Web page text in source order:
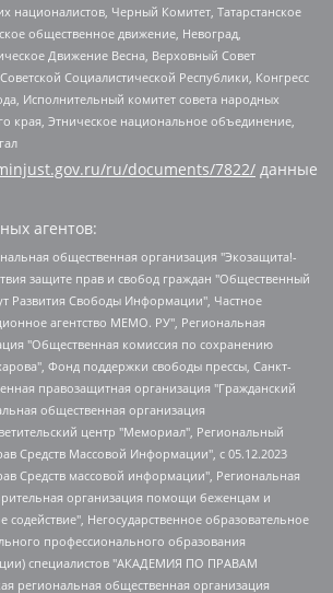
националистов, Черный Комитет, Татарстанское
общественное движение, Невоград,
Движение Весна, Верховный Совет
Социалистической Республики, Конгресс
Исполнительный комитет совета народных
края, Этническое национальное объединение,
ru/documents/7822/ данные
агентов:
Алексеевна, Автономная некоммерческая организация "Центр по работе с проблемой насилия "НАСИЛИЮ.НЕТ", Межрегиональный профессиональный союз работников здравоохранения "Альянс врачей", Юридическое лицо, зарегистрированное в Латвийской Республике, SIA "Medusa Project" (регистрационный номер 40103797863, дата регистрации 10.06.2014), Некоммерческая организация "Фонд по борьбе с коррупцией", Автономная некоммерческая организация "Институт права и публичной политики", Баданин Роман Сергеевич, Гликин Максим Александрович, Железнова Мария Михайловна, Лукьянова Юлия Сергеевна, Маетная Елизавета Витальевна, Маняхин Петр Борисович, Чуракова Ольга Владимировна, Ярош Юлия Петровна, Юридическое лицо "The Insider SIA", зарегистрированное в Риге, Латвийская Республика (дата регистрации 26.06.2015), являющееся администратором доменного имени интернет-издания "The Insider SIA", https://theins.ru, Постернак Алексей Евгеньевич, Рубин Михаил Аркадьевич, Анин Роман Александрович, Юридическое лицо Istories fonds, зарегистрированное в Латвийской Республике (регистрационный номер 50008295751, дата регистрации 24.02.2020), Великовский Дмитрий Александрович, Долинина Ирина Николаевна, Мароховская Алеся Алексеевна, Шлейнов Роман Юрьевич, Шмагун Олеся Валентиновна, Общество с ограниченной ответственностью "Альтаир 2021", Общество с ограниченной ответственностью "Вега 2021", Общество с ограниченной ответственностью "Главный редактор 2021", Общество с ограниченной ответственностью "Ромашки монолит", Важенков Артем Валерьевич, Ивановская областная общественная организация "Центр гендерных исследований", Гурман Юрий Альбертович, Медиапроект "ОВД-Инфо", Егоров Владимир Владимирович, Жилинский Владимир Александрович, Общество с ограниченной ответственностью "ЗП", Иванова София Юрьевна, Карезина Инна Павловна, Кильтау Екатерина Викторовна, Петров Алексей Викторович, Пискунов Сергей Евгеньевич, Смирнов Сергей Сергеевич, Тихонов Михаил Сергеевич, Общество с ограниченной ответственностью "ЖУРНАЛИСТ-ИНОСТРАННЫЙ АГЕНТ", Арапова Галина Юрьевна, Вольтская Татьяна Анатольевна, Американская компания "Mason G.E.S. Anonymous Foundation" (США), являющаяся владельцем интернет-издания https://mnews.world/, Компания "Stichting Bellingcat", зарегистрированная в Нидерландах (дата регистрации 11.07.2018), Захаров Андрей Вячеславович, Клепиковская Екатерина Дмитриевна, Общество с ограниченной ответственностью "МЕМО", Перл Роман Александрович, Симонов Евгений Алексеевич, Соловьева Елена Анатольевна, Сотников Даниил Владимирович, Сурначева Елизавета Дмитриевна, Автономная некоммерческая организация по защите прав человека и информированию населения "Якутия – Наше Мнение", Общество с ограниченной ответственностью "Москоу диджитал медиа", с 26.01.2023 Общество с ограниченной ответственностью "Чайка Белые сады", Ветошкина Валерия Валерьевна, Заговора Максим Александрович, Межрегиональное общественное движение "Российская ЛГБТ - сеть", Оленичев Максим Владимирович, Павлов Иван Юрьевич, Скворцова Елена Сергеевна, Общество с ограниченной ответственностью "Как бы инагент", Кочетков Игорь Викторович, Общество с ограниченной ответственностью "Честные выборы", Еланчик Олег Александрович, Общество с ограниченной ответственностью "Нобелевский призыв", Гималова Регина Эмилевна, Григорьев Андрей Валерьевич, Григорьева Алина Александровна, Ассоциация по содействию защите прав призывников, альтернативнослужащих и военнослужащих "Правозащитная группа "Гражданин.Армия.Право", Хисамова Регина Фаритовна, Автономная некоммерческая организация по реализации социально-правовых программ "Лилит", Дальневосточное общественное движение "Маяк", Санкт-Петербургская ЛГБТ-инициативная группа "Выход", Инициативная группа ЛГБТ+ "Реверс", Алексеев Андрей Викторович, Бекбулатова Таисия Львовна, Беляев Иван Михайлович, Владыкина Елена Сергеевна, Гельман Марат Александрович, Никульшина Вероника Юрьевна, Толоконникова Надежда Андреевна, Шендерович Виктор Анатольевич, Общество с ограниченной ответственностью "Данное сообщение", Общество с ограниченной ответственностью Издательский дом "Новая глава", Айнбиндер Александра Александровна, Московский комьюнити-центр для ЛГБТ+инициатив, Благотворительный фонд развития филантропии, Deutsche Welle (Германия, Kurt-Schumacher-Strasse 3, 53113 Bonn), Борзунова Мария Михайловна, Воробьев Виктор Викторович, Голубева Анна Львовна, Константинова Алла Михайловна, Малкова Ирина Владимировна, Мурадов Мурад Абдулгалимович, Осетинская Елизавета Николаевна, Понасенков Евгений Николаевич, Ганапольский Матвей Юрьевич, Киселев Евгений Алексеевич, Борухович Ирина Григорьевна, Дремин Иван Тимофеевич, Дубровский Дмитрий Викторович, Красноярская региональная общественная организация поддержки и развития альтернативных образовательных технологий и межкультурных коммуникаций "ИНТЕРРА", Маяковская Екатерина Алексеевна, Фейгин Марк Захарович, Филимонов Андрей Викторович, Дзугкоева Регина Николаевна, Доброхотов Роман Александрович, Дудь Юрий Александрович, Елкин Сергей Владимирович, Кругликов Кирилл Игоревич, Сабунаева Мария Леонидовна, Семенов Алексей Владимирович, Шаинян Карен Багратович, Шульман Екатерина Михайловна, Асафьев Артур Валерьевич, Вахштайн Виктор Семенович, Венедиктов Алексей Алексеевич, Лушникова Екатерина Евгеньевна, Волков Леонид Михайлович, Невзоров Александр Глебович, Пархоменко Сергей Борисович, Сироткин Ярослав Николаевич, Кара-Мурза Владимир Владимирович, Баранова Наталья Владимировна, Гозман Леонид Яковлевич, Кагарлицкий Борис Юльевич, Климарев Михаил Валерьевич, Милов Владимир Станиславович, Автономная некоммерческая организация Краснодарский центр современного искусства "Типография", Моргенштерн Алишер Тагирович, Соболь Любовь Эдуардовна, Общество с ограниченной ответственностью "ЛИЗА НОРМ", Каспаров Гарри Кимович, Ходорковский Михаил Борисович, Общество с ограниченной ответственностью "Апрельские тезисы", Данилович Ирина Брониславовна, Кашин Олег Владимирович, Петров Николай Владимирович, Пивоваров Алексей Владимирович, Соколов Михаил Владимирович, Цветкова Юлия Владимировна, Чичваркин Евгений Александрович, Комитет против пыток/Команда против пыток, Общество с ограниченной ответственностью "Первый научный", Общество с ограниченной ответственностью "Вертолет и ко", Белоцерковская Вероника Борисовна, Кац Максим Евгеньевич, Лазарева Татьяна Юрьевна, Шаведдинов Руслан Табризович, Яшин Илья Валерьевич, Общество с ограниченной ответственностью "Иноагент ААВ", Алешковский Дмитрий Петрович, Альбац Евгения Марковна, Быков Дмитрий Львович, Галямина Юлия Евгеньевна, Лойко Сергей Леонидович, Мартынов Кирилл Константинович, Медведев Сергей Александрович, Крашенинников Федор Геннадиевич, Гордеева Катерина Вл